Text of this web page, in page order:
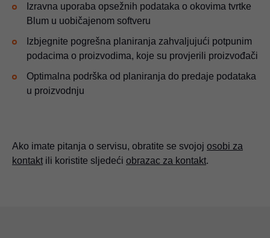
Izravna uporaba opsežnih podataka o okovima tvrtke
Blum u uobičajenom softveru
Izbjegnite pogrešna planiranja zahvaljujući potpunim
podacima o proizvodima, koje su provjerili proizvođači
Optimalna podrška od planiranja do predaje podataka
u proizvodnju
Ako imate pitanja o servisu, obratite se svojoj osobi za
kontakt ili koristite sljedeći obrazac za kontakt.